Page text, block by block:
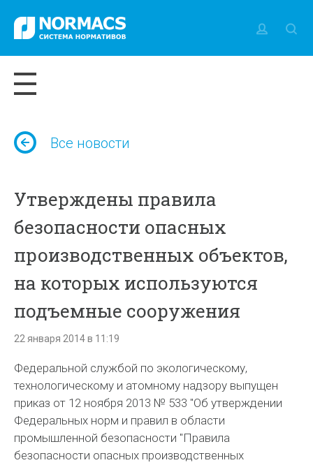
Все новости
Утверждены правила
безопасности опасных
производственных объектов,
на которых используются
подъемные сооружения
22 января 2014 в 11:19
Федеральной службой по экологическому,
технологическому и атомному надзору выпущен
приказ от 12 ноября 2013 № 533 "Об утверждении
Федеральных норм и правил в области
промышленной безопасности "Правила
безопасности опасных производственных